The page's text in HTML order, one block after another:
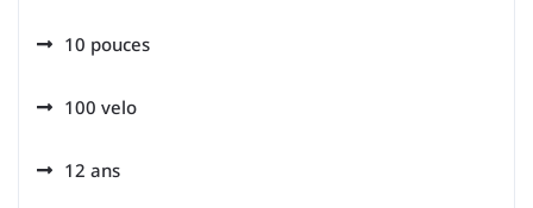
10 pouces
100 velo
12 ans